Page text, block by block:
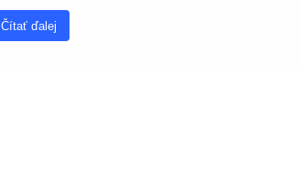
Čítať ďalej